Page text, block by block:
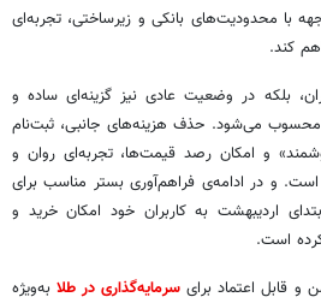
با محدودیت‌های بانکی و زیرساختی، تجربه‌ای
کند.
بلکه در وضعیت عادی نیز گزینه‌ای ساده و
محسوب می‌شود. حذف هزینه‌های جانبی، ثبت‌نام
و امکان رصد قیمت‌ها، تجربه‌ای روان و
است. و در ادامه‌ی فراهم‌آوری بستر مناسب برای
اردیبهشت به کاربران خود امکان خرید و
است.
و قابل اعتماد برای سرمایه‌گذاری در طلابه‌ویژه